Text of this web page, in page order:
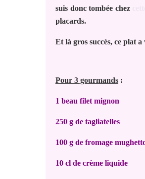
suis donc tombée chez
placards.
Et là gros succès, ce plat
Pour 3 gourmands :
1 beau filet mignon
250 g de tagliatelles
100 g de fromage
10 cl de crème liquide